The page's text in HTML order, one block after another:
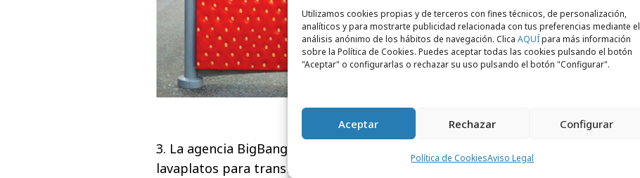
Utilizamos cookies propias y de terceros con fines técnicos, de personalización,
analíticos y para mostrarte publicidad relacionada con tus preferencias mediante el
análisis anónimo de los hábitos de navegación. Clica AQUÍpara más información
sobre la Política de Cookies. Puedes aceptar todas las cookies pulsando el botón
"Aceptar" o configurarlas o rechazar su uso pulsando el botón "Configurar".
Aceptar Rechazar Configurar
Política de CookiesAviso Legal
3. La agencia BigBang de Estanbul convirtió el estropajo Parex en un
lavaplatos para transmitir gráficamente sus supuestamente